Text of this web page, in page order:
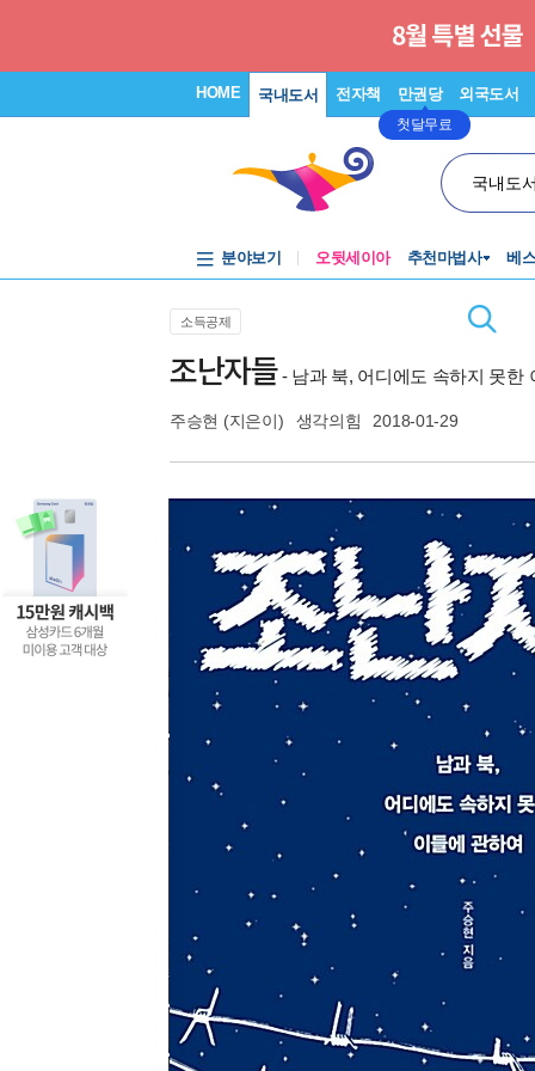
HOME 국내도서 전자책 만권당
첫달무료
외국도서
국내도
분야보기 오뒷세이아 추천마법사 베
소득공제
조난자들- 남과 북, 어디에도 속하지 못한
주승현 (지은이) 생각의힘 2018-01-29